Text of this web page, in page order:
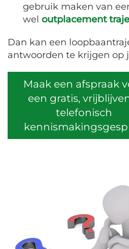
gebruik maken van
wel outplacement
Dan kan een
antwoorden te krijgen op
Maak een afspraak
een gratis,
telefonisch